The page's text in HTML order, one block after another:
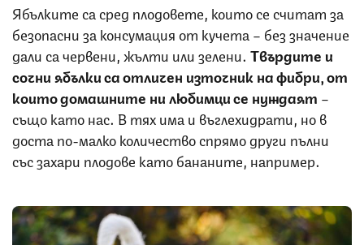
Ябълките са сред плодовете, които се считат за
безопасни за консумация от кучета – без значение
дали са червени, жълти или зелени. Твърдите и
сочни ябълки са отличен източник на фибри, от
които домашните ни любимци се нуждаят –
също като нас. В тях има и въглехидрати, но в
доста по-малко количество спрямо други пълни
със захари плодове като бананите, например.